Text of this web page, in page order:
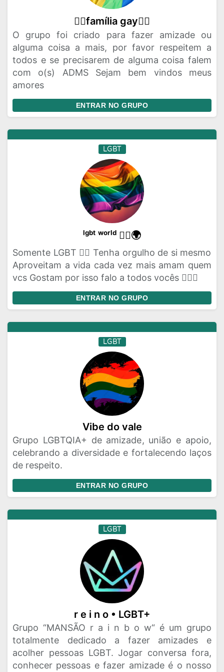
🏳‍🌈família gay🏳‍🌈
O grupo foi criado para fazer amizade ou
alguma coisa a mais, por favor respeitem a
todos e se precisarem de alguma coisa falem
com o(s) ADMS Sejam bem vindos meus
amores
ENTRAR NO GRUPO
LGBT
ˡᵍᵇᵗ ʷᵒʳˡᵈ 🏳️‍🌈🌍
Somente LGBT 🏳️‍🌈 Tenha orgulho de si mesmo
Aproveitam a vida cada vez mais amam quem
vcs Gostam por isso falo a todos vocês 🏳️‍🌈💌
ENTRAR NO GRUPO
LGBT
Vibe do vale
Grupo LGBTQIA+ de amizade, união e apoio,
celebrando a diversidade e fortalecendo laços
de respeito.
ENTRAR NO GRUPO
LGBT
r e i n o • LGBT+
Grupo “MANSÃO r a i n b o w“ é um grupo
totalmente dedicado a fazer amizades e
acolher pessoas LGBT. Jogar conversa fora,
conhecer pessoas e fazer amizade é o nosso